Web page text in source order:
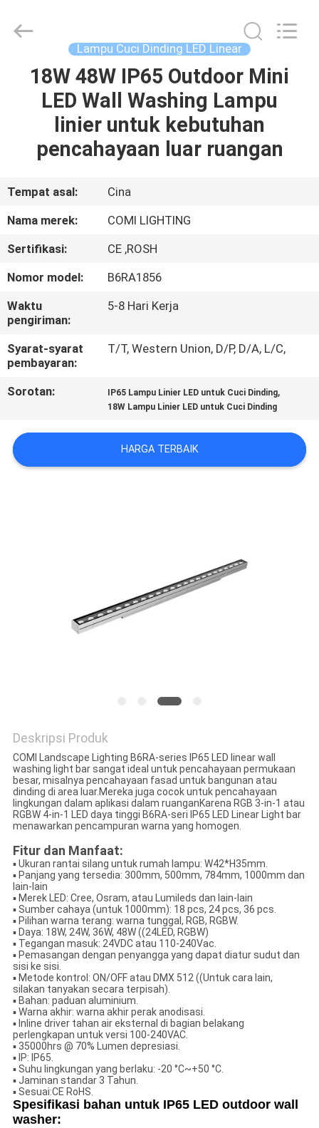
RUMAH
PRODUK
TENTANG
KAMI
PABRIK
KONTROL
KUALITAS
HUBUNGI
KAMI
BERITA
COMI
LIGHTING
Reserved.
Lampu Cuci Dinding LED Linear
18W 48W IP65 Outdoor Mini
LED Wall Washing Lampu
linier untuk kebutuhan
pencahayaan luar ruangan
Tempat asal:
Cina
Nama merek:
COMI LIGHTING
Sertifikasi:
CE ,ROSH
Nomor model:
B6RA1856
Waktu
pengiriman:
5-8 Hari Kerja
Syarat-syarat
pembayaran:
T/T, Western Union, D/P, D/A, L/C,
Sorotan: IP65 Lampu Linier LED untuk Cuci Dinding,
18W Lampu Linier LED untuk Cuci Dinding
HARGA TERBAIK
Deskripsi Produk
COMI Landscape Lighting B6RA-series IP65 LED linear wall
washing light bar sangat ideal untuk pencahayaan permukaan
besar, misalnya pencahayaan fasad untuk bangunan atau
dinding di area luar.Mereka juga cocok untuk pencahayaan
lingkungan dalam aplikasi dalam ruanganKarena RGB 3-in-1 atau
RGBW 4-in-1 LED daya tinggi B6RA-seri IP65 LED Linear Light bar
menawarkan pencampuran warna yang homogen.
Fitur dan Manfaat:
▪ Ukuran rantai silang untuk rumah lampu: W42*H35mm.
▪ Panjang yang tersedia: 300mm, 500mm, 784mm, 1000mm dan
lain-lain
▪ Merek LED: Cree, Osram, atau Lumileds dan lain-lain
▪ Sumber cahaya (untuk 1000mm): 18 pcs, 24 pcs, 36 pcs.
▪ Pilihan warna terang: warna tunggal, RGB, RGBW.
▪ Daya: 18W, 24W, 36W, 48W ((24LED, RGBW)
▪ Tegangan masuk: 24VDC atau 110-240Vac.
▪ Pemasangan dengan penyangga yang dapat diatur sudut dan
sisi ke sisi.
▪ Metode kontrol: ON/OFF atau DMX 512 ((Untuk cara lain,
silakan tanyakan secara terpisah).
▪ Bahan: paduan aluminium.
▪ Warna akhir: warna akhir perak anodisasi.
▪ Inline driver tahan air eksternal di bagian belakang
perlengkapan untuk versi 100-240VAC.
▪ 35000hrs @ 70% Lumen depresiasi.
▪ IP: IP65.
▪ Suhu lingkungan yang berlaku: -20 °C~+50 °C.
▪ Jaminan standar 3 Tahun.
▪ Sesuai:CE RoHS.
Spesifikasi bahan untuk IP65 LED outdoor wall
washer: